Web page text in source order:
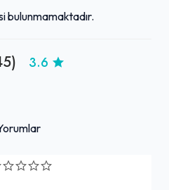
bulunmamaktadır.
3.6